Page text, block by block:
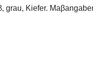
grau, Kiefer.